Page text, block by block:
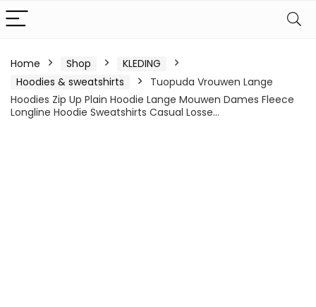
Home Shop
KLEDING
Hoodies & sweatshirts
Tuopuda Vrouwen Lange
Hoodies Zip Up Plain Hoodie Lange Mouwen Dames Fleece
Longline Hoodie Sweatshirts Casual Losse…